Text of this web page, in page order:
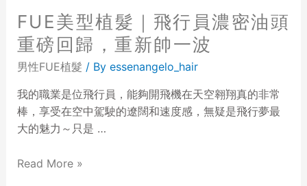
FUE美型植髮｜飛行員濃密油頭
重磅回歸，重新帥一波
男性FUE植髮 / By essenangelo_hair
我的職業是位飛行員，能夠開飛機在天空翱翔真的非常
棒，享受在空中駕駛的遼闊和速度感，無疑是飛行夢最
大的魅力～只是 …
Read More »